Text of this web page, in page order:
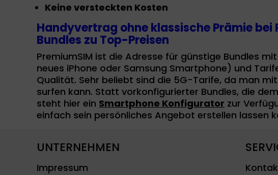
Keine versteckten Kosten
Handyvertrag ohne klassische Prämie
Bundles zu Top-Preisen
PremiumSIM ist die Adresse für günstige Bundles
neues iPhone oder Samsung Smartphone) und
Qualität. Sehr beliebt sind die 5G-Tarife, da man
surfen kann. Statt vorkonfigurierter Bundles, die
steht hier ein Smartphone Konfigurator zur
einfach sein persönliches Angebot erstellen lassen
UNTERNEHMEN
Impressum